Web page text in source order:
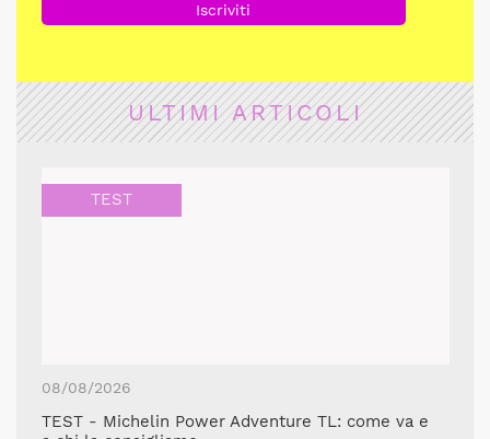
ULTIMI ARTICOLI
TEST
08/08/2026
TEST - Michelin Power Adventure TL: come va e